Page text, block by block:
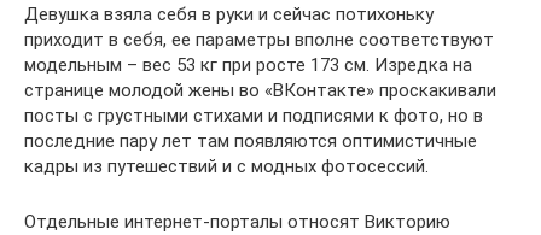
Девушка взяла себя в руки и сейчас потихоньку
приходит в себя, ее параметры вполне соответствуют
модельным – вес 53 кг при росте 173 см. Изредка на
странице молодой жены во «ВКонтакте» проскакивали
посты с грустными стихами и подписями к фото, но в
последние пару лет там появляются оптимистичные
кадры из путешествий и с модных фотосессий.
Отдельные интернет-порталы относят Викторию